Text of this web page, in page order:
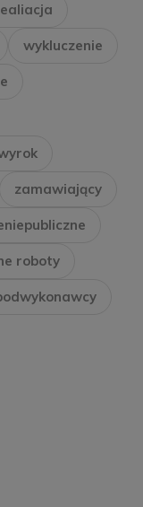
wykluczenie
zamawiający
roboty